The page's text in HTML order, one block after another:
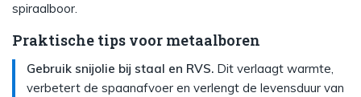
spiraalboor.
Praktische tips voor metaalboren
Gebruik snijolie bij staal en RVS. Dit verlaagt warmte,
verbetert de spaanafvoer en verlengt de levensduur van